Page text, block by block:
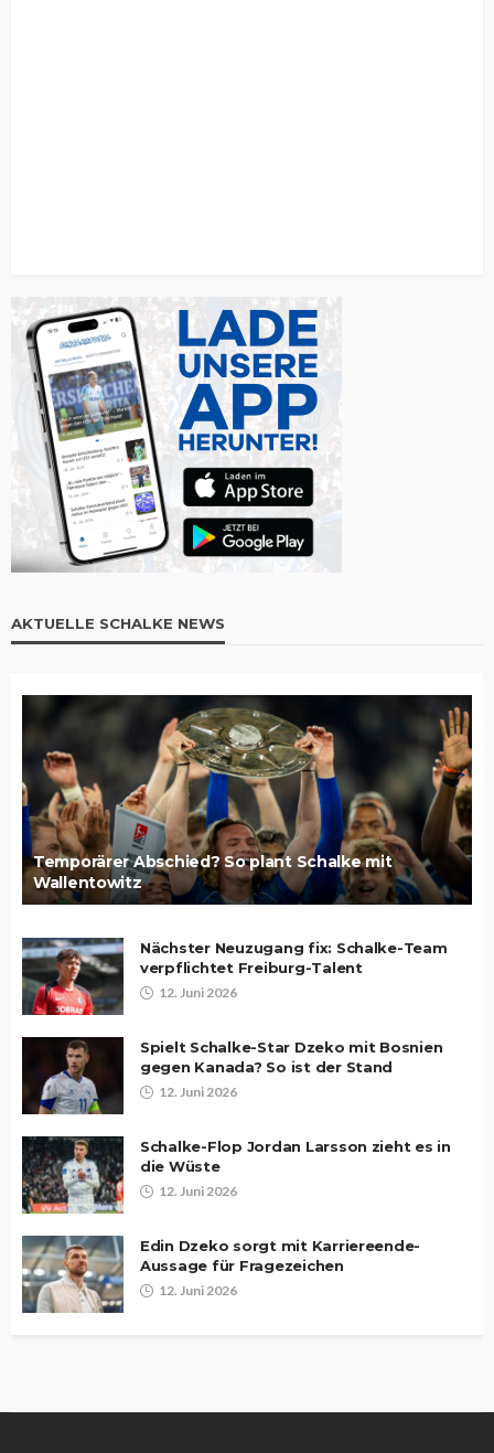
AKTUELLE SCHALKE NEWS
Temporärer Abschied? So plant Schalke mit
Wallentowitz
Nächster Neuzugang fix: Schalke-Team
verpflichtet Freiburg-Talent
12. Juni 2026
Spielt Schalke-Star Dzeko mit Bosnien
gegen Kanada? So ist der Stand
12. Juni 2026
Schalke-Flop Jordan Larsson zieht es in
die Wüste
12. Juni 2026
Edin Dzeko sorgt mit Karriereende-
Aussage für Fragezeichen
12. Juni 2026